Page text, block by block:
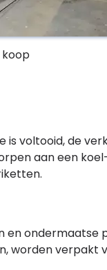
is voltooid, de
aan een
en ondermaatse
worden verpakt